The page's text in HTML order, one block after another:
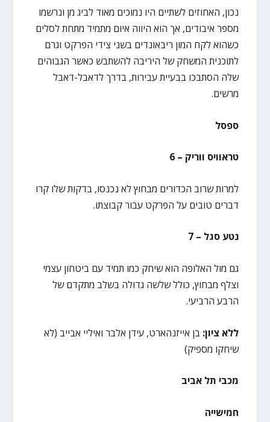
נכון, האחוזים לשתיים היו נמוכים מאוד לביג מן ונרשמו
מספר איבודים, אך הוא היווה איום מתמיד מתחת לסלים
כשהוא לקח המון ריבאונדים בשני צידי הפרקט וגרם
לתוכנית המשחק של היריבה להשתבש כאשר הגבוהים
שלה הסתבכו בבעיית עבירות, בדרך לדאבל-דאבל
מרשים.
ספסל
טראוויס ווריק – 6
למרות שרוב הכדורים מבחוץ לא נכנסו, בדקות שלו קרו
דברים טובים על הפרקט עבור קבוצתו.
נטע סגל – 7
גם מול האלופה הוא שיחק כמו תמיד עם ביטחון עצמי
וצלף מבחוץ, כולל שלשה גדולה בשלב מתקדם של
הרבע הרביעי.
ללא ציון: בן אייזנהארט, עידן אלבר ואיליי אבייב (לא
שיחקו מספיק)
מכבי תל אביב
חמישייה